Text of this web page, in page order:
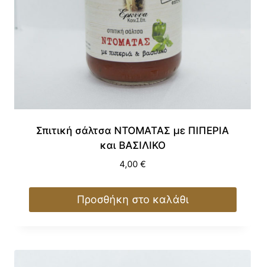
Σπιτική σάλτσα ΝΤΟΜΑΤΑΣ με ΠΙΠΕΡΙΑ
και ΒΑΣΙΛΙΚΟ
4,00 €
Προσθήκη στο καλάθι